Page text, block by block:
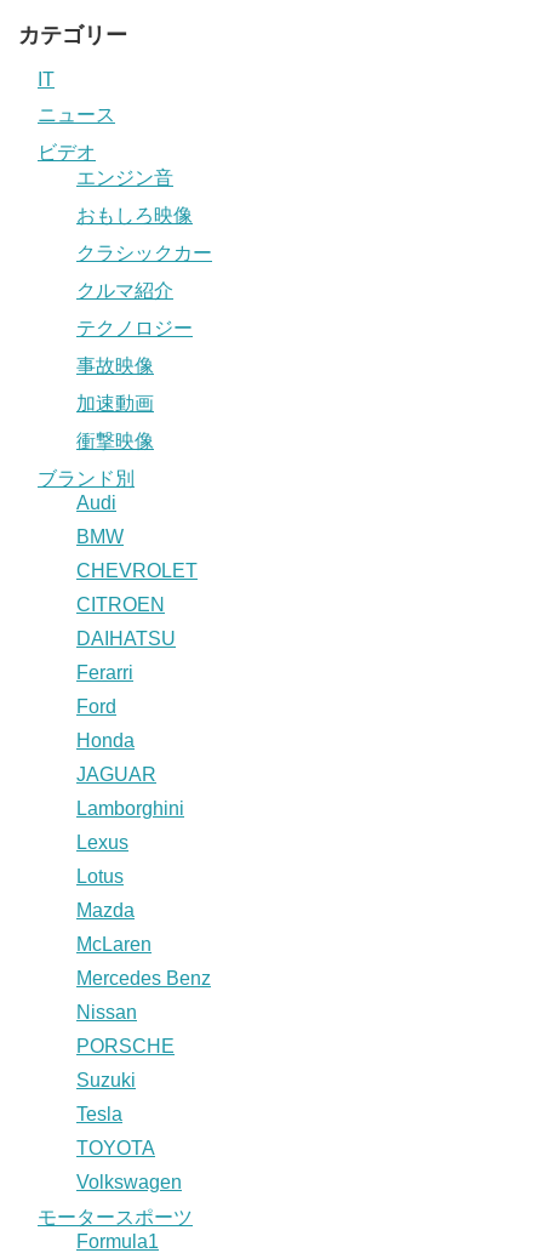
カテゴリー
IT
ニュース
ビデオ
エンジン音
おもしろ映像
クラシックカー
クルマ紹介
テクノロジー
事故映像
加速動画
衝撃映像
ブランド別
Audi
BMW
CHEVROLET
CITROEN
DAIHATSU
Ferarri
Ford
Honda
JAGUAR
Lamborghini
Lexus
Lotus
Mazda
McLaren
Mercedes Benz
Nissan
PORSCHE
Suzuki
Tesla
TOYOTA
Volkswagen
モータースポーツ
Formula1